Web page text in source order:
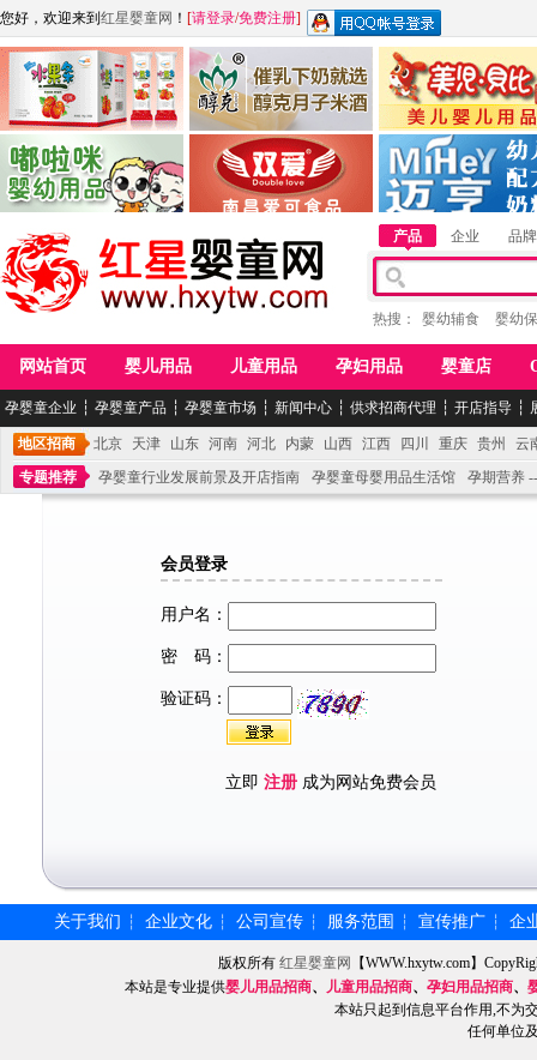
您好，欢迎来到 红星婴童网 ！ [请登录/免费注册]
江西麦嘟嘟食品有限公司
青岛嘟啦咪婴幼儿用品公司
江西醇之客月子米酒 惠州市美儿婴儿用品
湖南迈亨母婴用品有限
产品 企业 品牌
热搜： 婴幼辅食 婴幼
网站首页 婴儿用品 儿童用品 孕妇用品 婴童店
孕婴童企业 ┆ 孕婴童产品 ┆ 孕婴童市场 ┆ 新闻中心 ┆ 供求招商代理 ┆ 开店指导 ┆
地区招商 北京 天津 山东 河南 河北 内蒙 山西 江西 四川 重庆 贵州
云
专题推荐
孕婴童行业发展前景及开店指南 孕婴童母婴用品生活馆 孕期营养
会员登录
用户名：
密 码：
验证码：
立即 注册 成为网站免费会员
关于我们 ┆ 企业文化 ┆ 公司宣传 ┆ 服务范围 ┆ 宣传推广 ┆ 企
版权所有红星婴童网
【WWW.hxytw.com】
本站是专业提供婴儿用品招商、 儿童用品招商、 孕妇用品招商、
本站只起到信息平台作用,不为
任何单位